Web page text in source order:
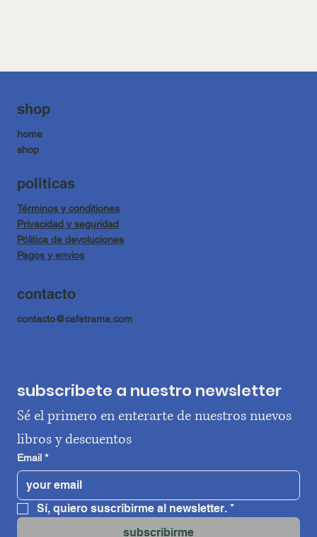
shop
home
shop
politicas
Términos y conditiones
Privacidad y seguridad
Pólitica de devoluciones
Pagos y envios
contacto
contacto@cafetrama.com
subscribete a nuestro newsletter
Sé el primero en enterarte de nuestros nuevos
libros y descuentos
Email *
Sí, quiero suscribirme al newsletter. *
subscribirme